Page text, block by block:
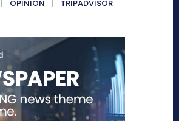
OPINION TRIPADVISOR